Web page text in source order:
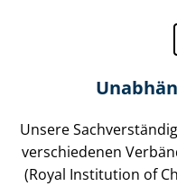
Unsere
verschiedenen
(Royal Institution of